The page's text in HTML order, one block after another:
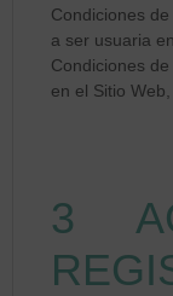
Condiciones
a ser usuaria
Condiciones
en el Sitio
3